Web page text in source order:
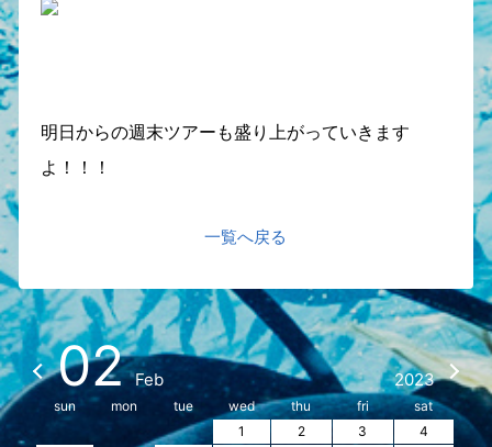
明日からの週末ツアーも盛り上がっていきます
よ！！！
一覧へ戻る
02 Feb 2023
sun mon tue wed thu fri
sat
1
2 3
4